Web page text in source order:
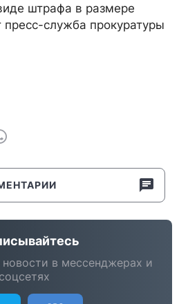
штрафа в размере
служба прокуратуры
в мессенджерах и
соцсетях